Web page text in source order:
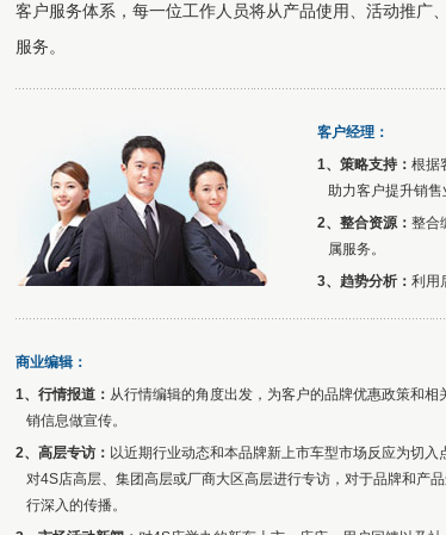
客户服务体系，每一位工作人员将从产品使用、活动推广
服务。
客户经理：
1、策略支持： 根据
助力客户提升销售
2、整合资源： 整合
属服务。
3、趋势分析： 利用
商业编辑：
1、行情报道： 从行情编辑的角度出发，为客户的品牌优惠政策和相
销信息做宣传。
2、高层专访： 以近期行业动态和本品牌新上市车型市场反应为切入
对4S店高层、集团高层或厂商大区高层进行专访，对于品牌和产
行深入的传播。